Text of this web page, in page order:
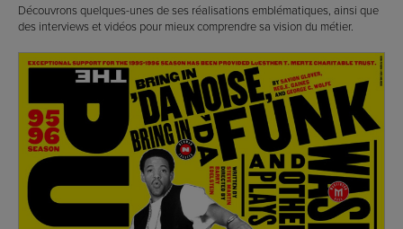
Découvrons quelques-unes de ses réalisations emblématiques, ainsi que
des interviews et vidéos pour mieux comprendre sa vision du métier.